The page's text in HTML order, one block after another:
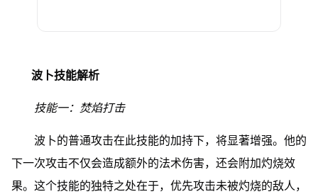
波卜技能解析
技能一：焚焰打击
波卜的普通攻击在此技能的加持下，将显著增强。他的
下一次攻击不仅会造成额外的法术伤害，还会附加灼烧效
果。这个技能的独特之处在于，优先攻击未被灼烧的敌人，